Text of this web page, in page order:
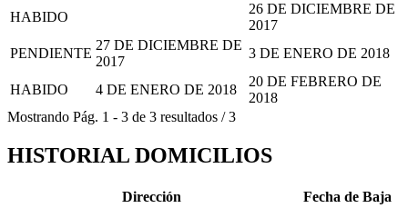
HABIDO
26 DE DICIEMBRE DE
2017
PENDIENTE
27 DE DICIEMBRE DE
2017
3 DE ENERO DE 2018
HABIDO 4 DE ENERO DE 2018
20 DE FEBRERO DE
2018
Mostrando Pág. 1 - 3 de 3 resultados /3
HISTORIAL DOMICILIOS
Dirección
Fecha de Baja